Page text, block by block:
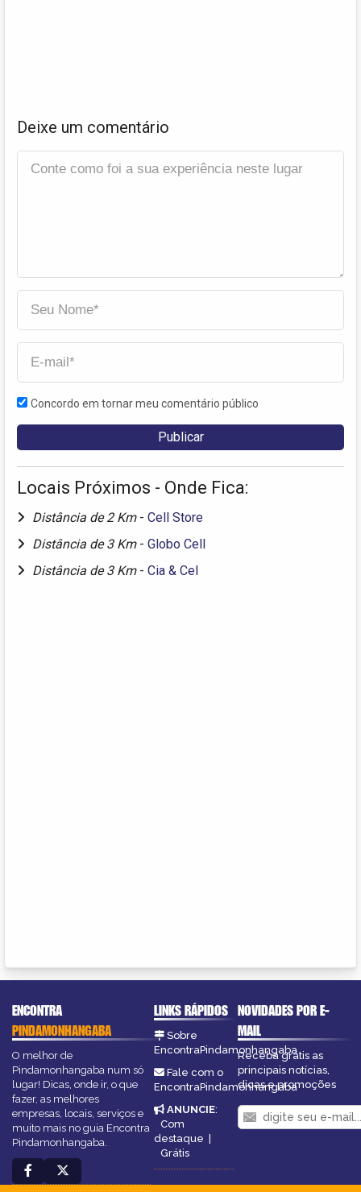
Deixe um comentário
Concordo em tornar meu comentário público
Locais Próximos - Onde Fica:
Distância de 2 Km - Cell Store
Distância de 3 Km - Globo Cell
Distância de 3 Km - Cia & Cel
ENCONTRA
PINDAMONHANGABA
O melhor de
Pindamonhangaba num só
lugar! Dicas, onde ir, o que
fazer, as melhores
empresas, locais, serviços e
muito mais no guia Encontra
Pindamonhangaba.
LINKS RÁPIDOS
Sobre
EncontraPindamonhangaba
Fale com o
EncontraPindamonhangaba
ANUNCIE:
Com
destaque |
Grátis
NOVIDADES POR E-
MAIL
Receba grátis as
principais notícias,
dicas e promoções